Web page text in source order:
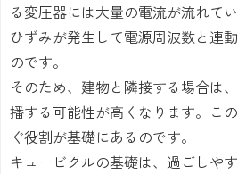
る変圧器には大量の電流が流れて
ひずみが発生して電源周波数と連
のです。
そのため、建物と隣接する場合は
播する可能性が高くなります。こ
ぐ役割が基礎にあるのです。
キュービクルの基礎は、過ごしや